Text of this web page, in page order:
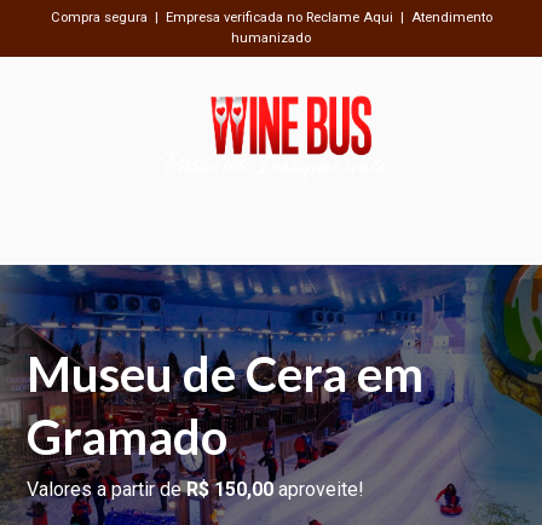
Compra segura | Empresa verificada no Reclame Aqui | Atendimento
humanizado
Passeios Inesquecíveis
Museu de Cera em
Gramado
Valores a partir deR$ 150,00aproveite!